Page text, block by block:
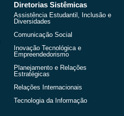
Diretorias Sistêmicas
Assistência Estudantil, Inclusão e
Diversidades
Comunicação Social
Inovação Tecnológica e
Empreendedorismo
Planejamento e Relações
Estratégicas
Relações Internacionais
Tecnologia da Informação